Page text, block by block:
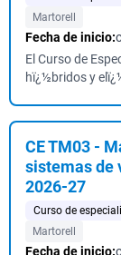
Martorell
Fecha de inicio:
El Curso de
hï¿½bridos y
CE TM03 -
sistemas de
2026-27
Curso de
Martorell
Fecha de inicio: